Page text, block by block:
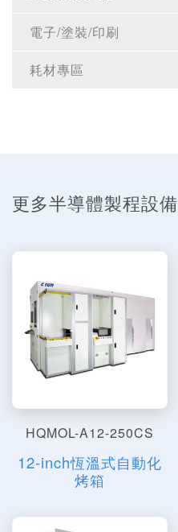
電子/塗裝/印刷
耗材專區
更多半導體製程設備
HQMOL-A12-250CS
12-inch恆溫式自動化
烤箱